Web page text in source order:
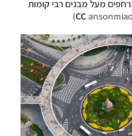
מעל מבנים רבי קומות
CC ansonmiao)